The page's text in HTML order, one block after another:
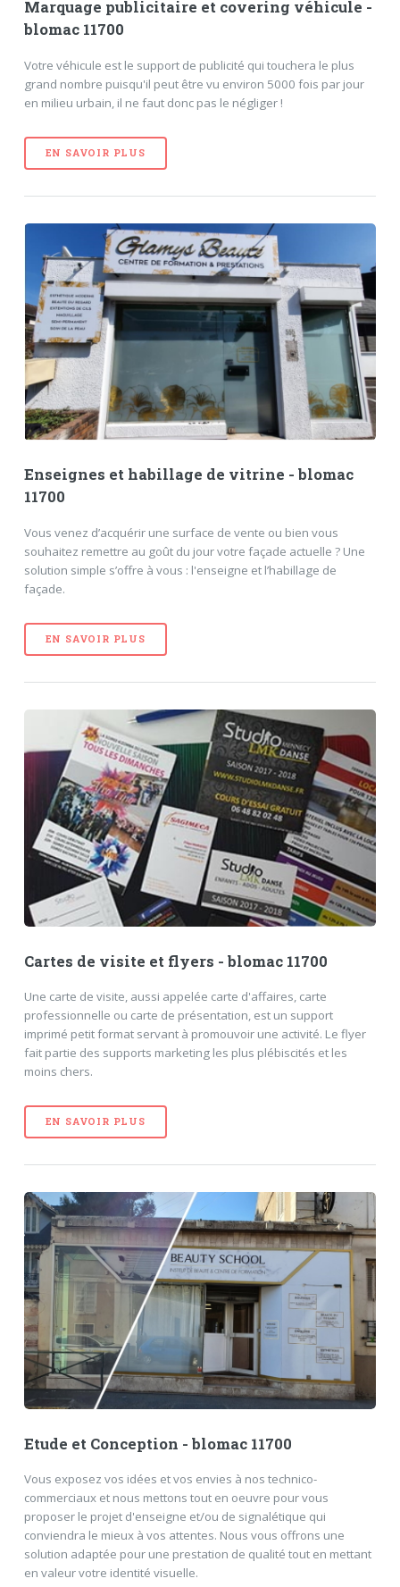
Marquage publicitaire et covering véhicule -
blomac 11700
Votre véhicule est le support de publicité qui touchera le plus
grand nombre puisqu'il peut être vu environ 5000 fois par jour
en milieu urbain, il ne faut donc pas le négliger !
EN SAVOIR PLUS
Enseignes et habillage de vitrine - blomac
11700
Vous venez d’acquérir une surface de vente ou bien vous
souhaitez remettre au goût du jour votre façade actuelle ? Une
solution simple s’offre à vous : l'enseigne et l’habillage de
façade.
EN SAVOIR PLUS
Cartes de visite et flyers - blomac 11700
Une carte de visite, aussi appelée carte d'affaires, carte
professionnelle ou carte de présentation, est un support
imprimé petit format servant à promouvoir une activité. Le flyer
fait partie des supports marketing les plus plébiscités et les
moins chers.
EN SAVOIR PLUS
Etude et Conception - blomac 11700
Vous exposez vos idées et vos envies à nos technico-
commerciaux et nous mettons tout en oeuvre pour vous
proposer le projet d'enseigne et/ou de signalétique qui
conviendra le mieux à vos attentes. Nous vous offrons une
solution adaptée pour une prestation de qualité tout en mettant
en valeur votre identité visuelle.